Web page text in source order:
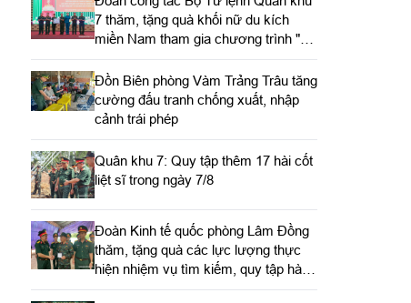
7 thăm, tặng quà khối nữ du kích
miền Nam tham gia chương trình "Tổ
quốc trong tim"
Đồn Biên phòng Vàm Trảng Trâu tăng
cường đấu tranh chống xuất, nhập
cảnh trái phép
Quân khu 7: Quy tập thêm 17 hài cốt
liệt sĩ trong ngày 7/8
Đoàn Kinh tế quốc phòng Lâm Đồng
thăm, tặng quà các lực lượng thực
hiện nhiệm vụ tìm kiếm, quy tập hài
cốt liệt sĩ